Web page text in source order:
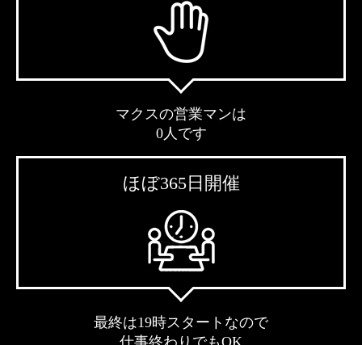
マクスの営業マンは
0人です
ほぼ365日開催
最終は19時スタートなので
仕事終わりでもOK